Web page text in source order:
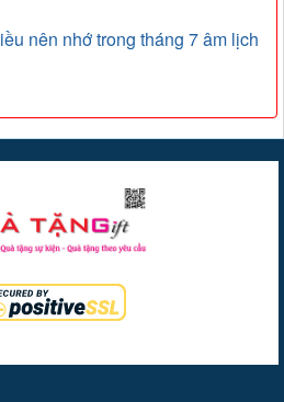
nên nhớ trong tháng 7 âm lịch